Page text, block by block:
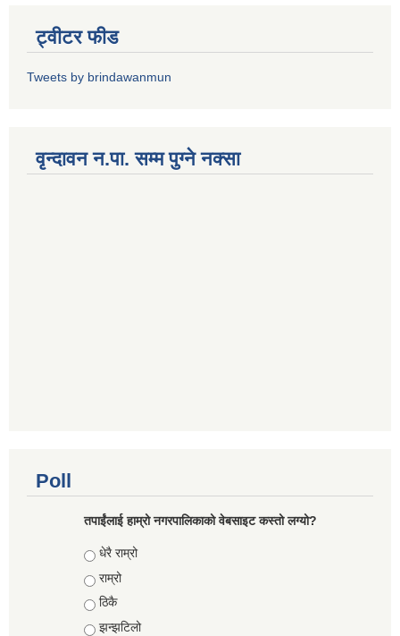
ट्वीटर फीड
Tweets by brindawanmun
वृन्दावन न.पा. सम्म पुग्ने नक्सा
Poll
तपाईंलाई हाम्रो नगरपालिकाको वेबसाइट कस्तो लग्यो?
Choices
धेरै राम्रो
राम्रो
ठिकै
झन्झटिलो